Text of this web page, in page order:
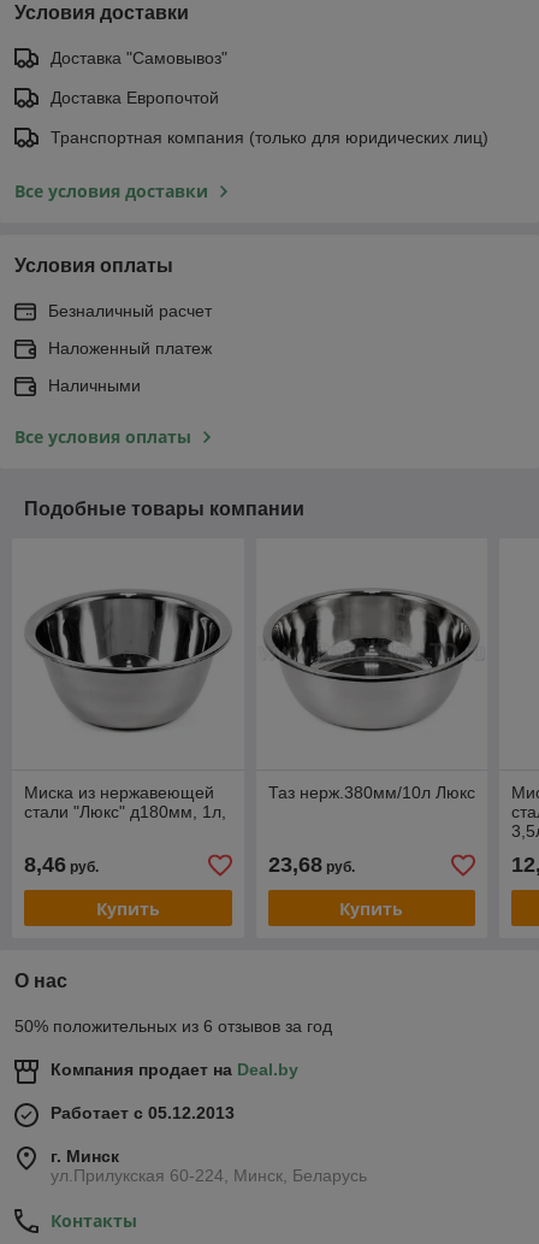
Условия доставки
Доставка "Самовывоз"
Доставка Европочтой
Транспортная компания (только для юридических лиц)
Все условия доставки
Условия оплаты
Безналичный расчет
Наложенный платеж
Наличными
Все условия оплаты
Подобные товары компании
Миска из нержавеющей
стали "Люкс" д180мм, 1л,
8,46 руб.
Купить
Таз нерж.380мм/10л Люкс
23,68руб.
Купить
О нас
50% положительных из 6 отзывов за год
Компания продает на Deal.by
Работает с 05.12.2013
г. Минск
ул.Прилукская 60-224, Минск, Беларусь
Контакты